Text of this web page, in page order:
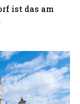
ist das am